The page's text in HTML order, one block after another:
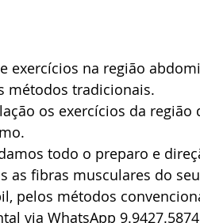
exercícios na região
métodos tradicionais.
os exercícios da
todo o preparo e
as fibras musculares do
pelos métodos
via WhatsApp